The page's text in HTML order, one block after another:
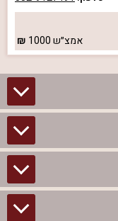
אמצ״ש1000